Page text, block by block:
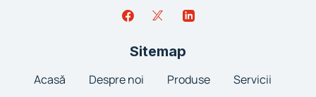
Sitemap
Acasă Despre noi Produse
Servicii